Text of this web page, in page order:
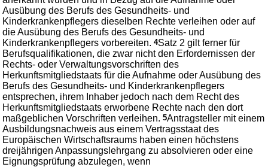
Ausübung des Berufs des Gesundheits- und
Kinderkrankenpflegers dieselben Rechte verleihen oder auf
die Ausübung des Berufs des Gesundheits- und
Kinderkrankenpflegers vorbereiten.4Satz 2 gilt ferner für
Berufsqualifikationen, die zwar nicht den Erfordernissen der
Rechts- oder Verwaltungsvorschriften des
Herkunftsmitgliedstaats für die Aufnahme oder Ausübung des
Berufs des Gesundheits- und Kinderkrankenpflegers
entsprechen, ihrem Inhaber jedoch nach dem Recht des
Herkunftsmitgliedstaats erworbene Rechte nach den dort
maßgeblichen Vorschriften verleihen.5Antragsteller mit einem
Ausbildungsnachweis aus einem Vertragsstaat des
Europäischen Wirtschaftsraums haben einen höchstens
dreijährigen Anpassungslehrgang zu absolvieren oder eine
Eignungsprüfung abzulegen, wenn